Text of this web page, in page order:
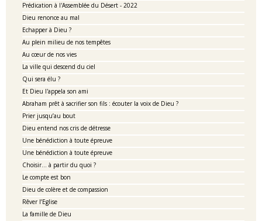
Prédication à l'Assemblée du Désert - 2022
Dieu renonce au mal
Echapper à Dieu ?
Au plein milieu de nos tempêtes
Au cœur de nos vies
La ville qui descend du ciel
Qui sera élu ?
Et Dieu l'appela son ami
Abraham prêt à sacrifier son fils : écouter la voix de Dieu ?
Prier jusqu’au bout
Dieu entend nos cris de détresse
Une bénédiction à toute épreuve
Une bénédiction à toute épreuve
Choisir... à partir du quoi ?
Le compte est bon
Dieu de colère et de compassion
Rêver l’Eglise
La famille de Dieu